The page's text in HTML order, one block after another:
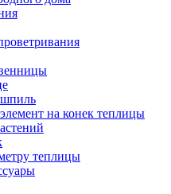
на конек теплицы
теплицы